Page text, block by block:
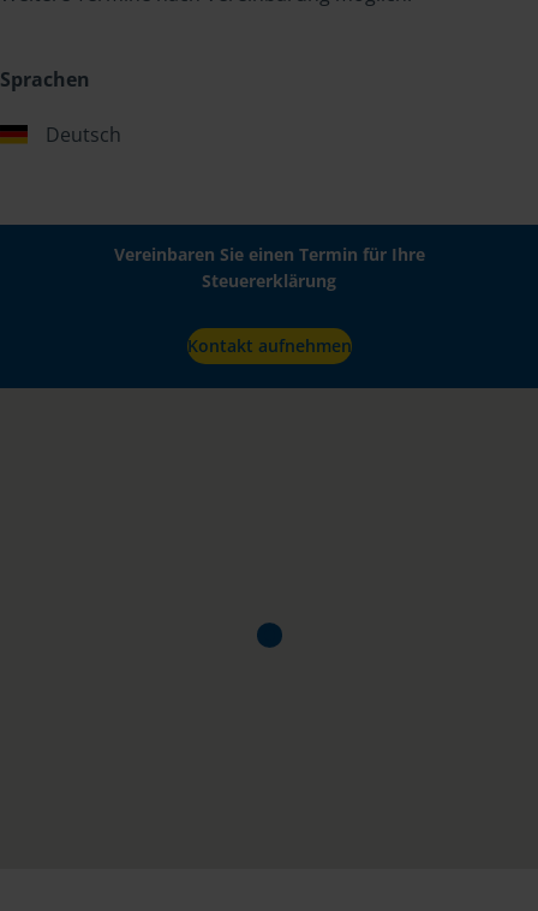
Sprachen
Deutsch
Vereinbaren Sie einen Termin für Ihre
Steuererklärung
Kontakt aufnehmen